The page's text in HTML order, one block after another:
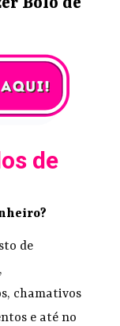
Bolo de
de
de
chamativos
e até no